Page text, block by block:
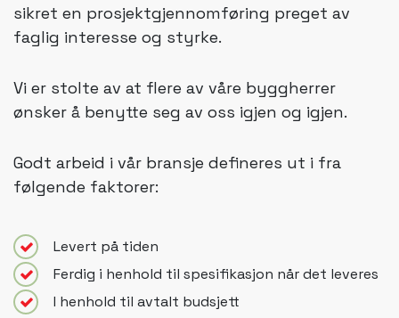
sikret en prosjektgjennomføring preget av
faglig interesse og styrke.
​Vi er stolte av at flere av våre byggherrer
ønsker å benytte seg av oss igjen og igjen.
​Godt arbeid i vår bransje defineres ut i fra
følgende faktorer:
Levert på tiden
Ferdig i henhold til spesifikasjon når det leveres
I henhold til avtalt budsjett